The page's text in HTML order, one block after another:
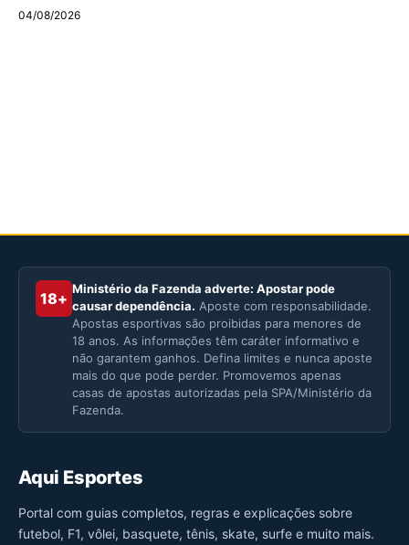
04/08/2026
18+
Ministério da Fazenda adverte: Apostar pode
causar dependência. Aposte com responsabilidade.
Apostas esportivas são proibidas para menores de
18 anos. As informações têm caráter informativo e
não garantem ganhos. Defina limites e nunca aposte
mais do que pode perder. Promovemos apenas
casas de apostas autorizadas pela SPA/Ministério da
Fazenda.
Aqui Esportes
Portal com guias completos, regras e explicações sobre
futebol, F1, vôlei, basquete, tênis, skate, surfe e muito mais.